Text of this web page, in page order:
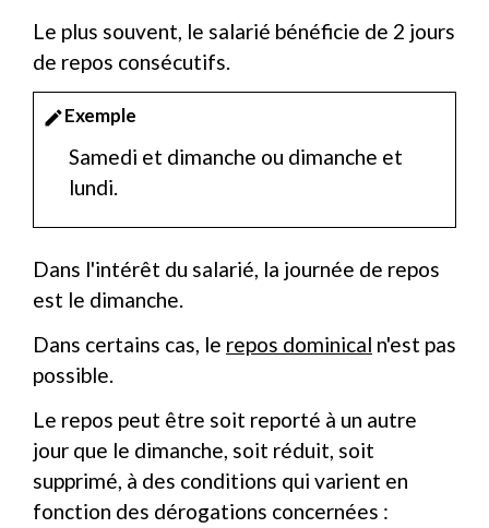
Le plus souvent, le salarié bénéficie de 2 jours
de repos consécutifs.
editExemple
Samedi et dimanche ou dimanche et
lundi.
Dans l'intérêt du salarié, la journée de repos
est le dimanche.
Dans certains cas, le repos dominical n'est pas
possible.
Le repos peut être soit reporté à un autre
jour que le dimanche, soit réduit, soit
supprimé, à des conditions qui varient en
fonction des dérogations concernées :